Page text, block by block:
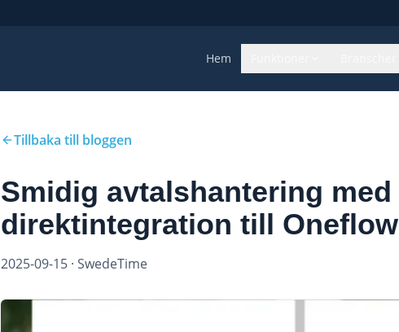
Hem
Tillbaka till bloggen
Smidig avtalshantering med
direktintegration till Oneflow
2025-09-15 · SwedeTime